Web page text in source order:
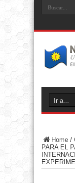
Home /
PARA EL